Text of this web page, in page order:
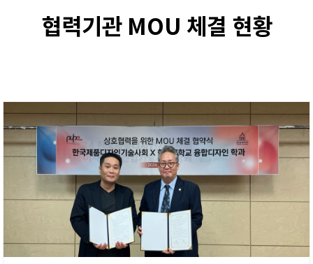
협력기관 MOU 체결 현황